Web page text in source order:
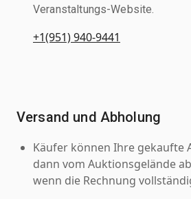
Veranstaltungs-Website.
+1(951) 940-9441
Versand und Abholung
Käufer können Ihre gekaufte
dann vom Auktionsgelände
wenn die Rechnung